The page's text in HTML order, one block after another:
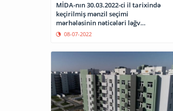
MİDA-nın 30.03.2022-ci il tarixində
keçirilmiş mənzil seçimi
mərhələsinin nəticələri ləğv
edilmişdir
08-07-2022